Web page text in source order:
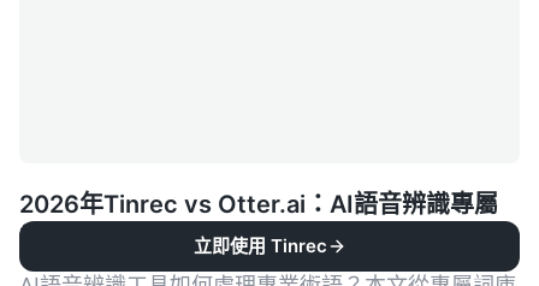
2026年Tinrec vs Otter.ai：AI語音辨識專屬
詞庫能力大PK，誰更懂你的專業術語？
立即使用 Tinrec